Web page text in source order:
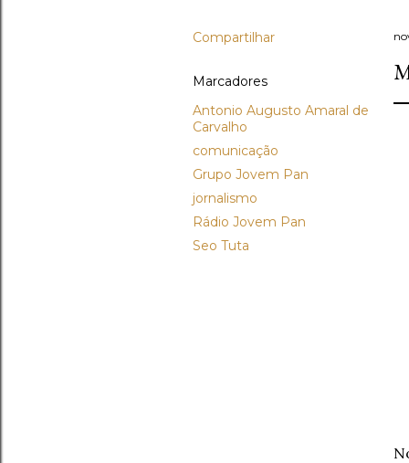
Compartilhar
Marcadores
Antonio Augusto Amaral de
Carvalho
comunicação
Grupo Jovem Pan
jornalismo
Rádio Jovem Pan
Seo Tuta